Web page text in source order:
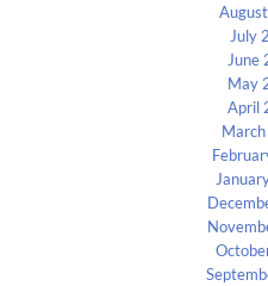
July
June
May
April